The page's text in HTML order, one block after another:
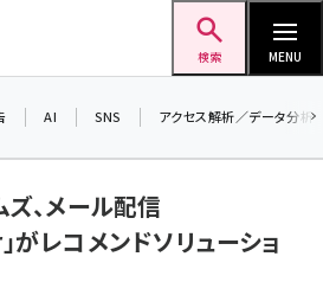
検索 MENU
AI SNS アクセス解析／データ分析
ズ、メール配信
レコメンドソリューショ